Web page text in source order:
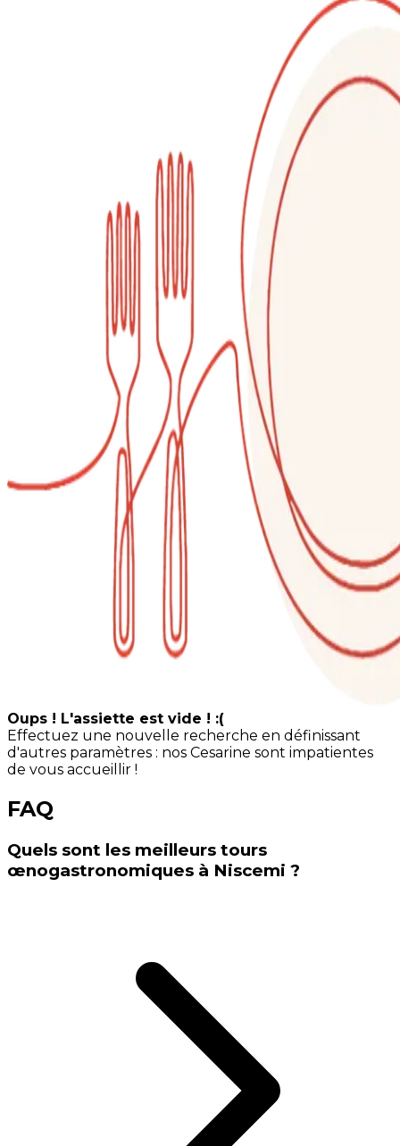
Oups ! L'assiette est vide ! :(
Effectuez une nouvelle recherche en définissant
d'autres paramètres : nos Cesarine sont impatientes
de vous accueillir !
FAQ
Quels sont les meilleurs tours
œnogastronomiques à Niscemi ?